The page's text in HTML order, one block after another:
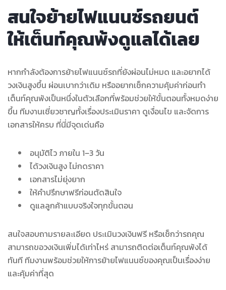
สนใจย้ายไฟแนนซ์รถยนต์
ให้เต็นท์คุณพ้งดูแลได้เลย
หากกำลังต้องการย้ายไฟแนนซ์รถที่ยังผ่อนไม่หมด และอยากได้
วงเงินสูงขึ้น ผ่อนเบากว่าเดิม หรืออยากเช็กความคุ้มค่าก่อนทำ
เต็นท์คุณพ้งเป็นหนึ่งในตัวเลือกที่พร้อมช่วยให้ขั้นตอนทั้งหมดง่าย
ขึ้น ทีมงานเชี่ยวชาญทั้งเรื่องประเมินราคา ดูเงื่อนไข และจัดการ
เอกสารให้ครบ ที่นี่มีจุดเด่นคือ
อนุมัติไว ภายใน 1–3 วัน
ได้วงเงินสูง ไม่กดราคา
เอกสารไม่ยุ่งยาก
ให้คำปรึกษาฟรีก่อนตัดสินใจ
ดูแลลูกค้าแบบจริงใจทุกขั้นตอน
สนใจสอบถามรายละเอียด ประเมินวงเงินฟรี หรือเช็กว่ารถคุณ
สามารถขอวงเงินเพิ่มได้เท่าไหร่ สามารถติดต่อเต็นท์คุณพ้งได้
ทันที ทีมงานพร้อมช่วยให้การย้ายไฟแนนซ์ของคุณเป็นเรื่องง่าย
และคุ้มค่าที่สุด